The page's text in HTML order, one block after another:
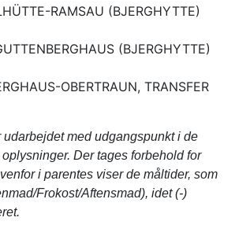
RAMSAU (BJERGHYTTE)
(BJERGHYTTE)
OBERTRAUN, TRANSFER
med udgangspunkt i de
Der tages forbehold for
i parentes viser de måltider, som
Frokost/Aftensmad), idet (-)